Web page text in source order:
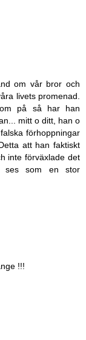
om vår bror och
livets promenad.
på så har han
mitt o ditt, han o
förhoppningar
att han faktiskt
inte förväxlade det
ses som en stor
!!!